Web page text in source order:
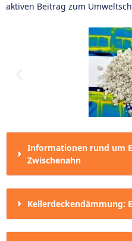
aktiven Beitrag zum
Informationen rund um
Zwischenahn
Kellerdeckendämmung: